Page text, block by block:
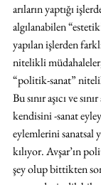
arıların yaptığı
algılanabilen
yapılan işlerden
nitelikli
“politik-sanat”
Bu sınır aşıcı ve
kendisini -sanat
eylemlerini sanatsal
kılıyor. Avşar’ın
şey olup bittikten